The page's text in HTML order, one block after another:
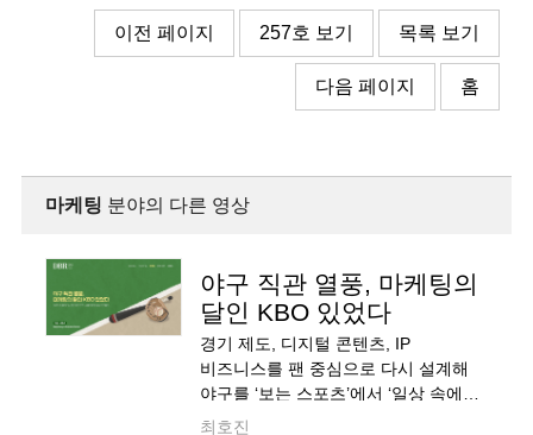
이전 페이지 257호 보기 목록 보기
다음 페이지 홈
마케팅 분야의 다른 영상
야구 직관 열풍, 마케팅의
달인 KBO 있었다
경기 제도, 디지털 콘텐츠, IP
비즈니스를 팬 중심으로 다시 설계해
야구를 ‘보는 스포츠’에서 ‘일상 속에서
소비하는 경험’으로 확장하며 2년 연속
최호진